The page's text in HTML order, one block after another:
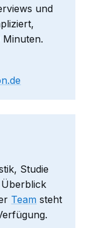
und
Studie
Team steht